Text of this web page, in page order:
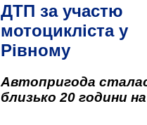
ДТП за участю
мотоцикліста у
Рівному
Автопригода
близько 20 години